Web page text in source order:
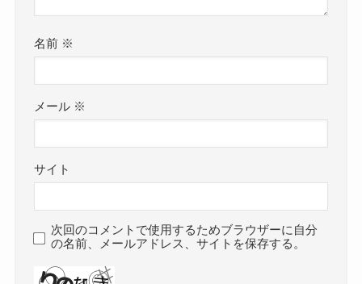
名前 ※
メール ※
サイト
次回のコメントで使用するためブラウザーに自分
の名前、メールアドレス、サイトを保存する。